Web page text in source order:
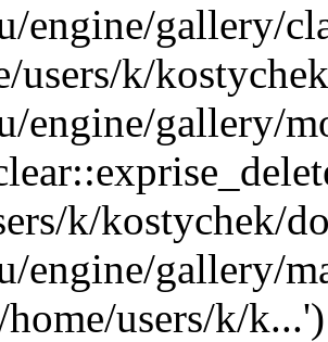
engine/gallery/
users/k/
engine/gallery/
k/kostychek/
engine/gallery/
users/k/